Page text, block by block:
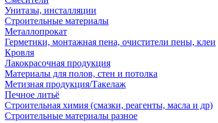
Унитазы, инсталляции
Строительные материалы
Металлопрокат
Герметики, монтажная пена, очистители пены, клеи
Кровля
Лакокрасочная продукция
Материалы для полов, стен и потолка
Метизная продукция/Такелаж
Печное литьё
Строительная химия (смазки, реагенты, масла и др)
Строительные материалы разное